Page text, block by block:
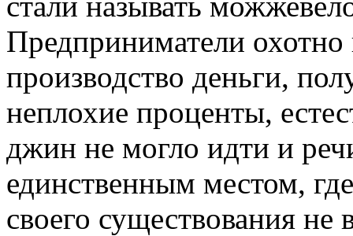
Предприниматели охотно
производство деньги,
неплохие проценты,
джин не могло идти и
единственным местом,
своего существования не